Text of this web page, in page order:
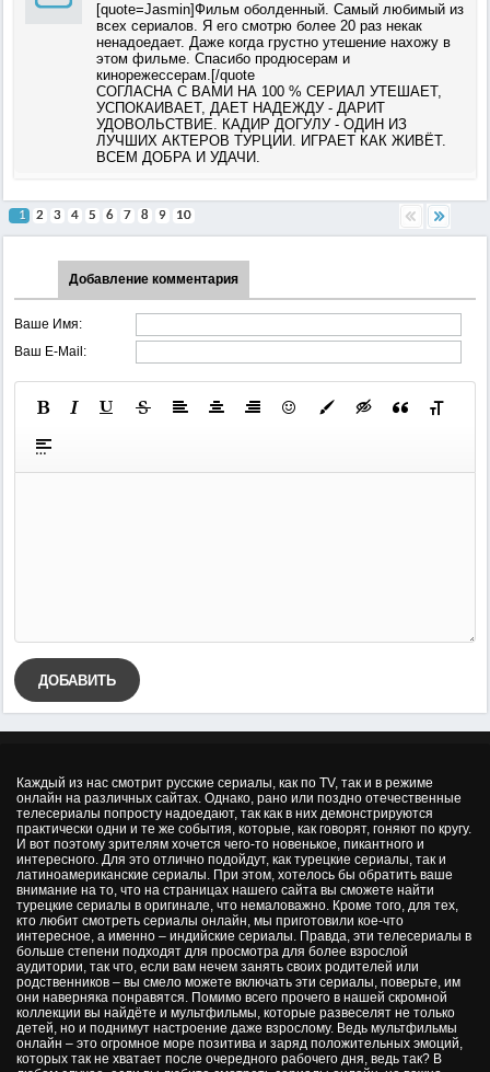
[quote=Jasmin]Фильм оболденный. Самый любимый из
всех сериалов. Я его смотрю более 20 раз некак
ненадоедает. Даже когда грустно утешение нахожу в
этом фильме. Спасибо продюсерам и
кинорежессерам.[/quote
СОГЛАСНА С ВАМИ НА 100 % СЕРИАЛ УТЕШАЕТ,
УСПОКАИВАЕТ, ДАЕТ НАДЕЖДУ - ДАРИТ
УДОВОЛЬСТВИЕ. КАДИР ДОГУЛУ - ОДИН ИЗ
ЛУЧШИХ АКТЕРОВ ТУРЦИИ. ИГРАЕТ КАК ЖИВЁТ.
ВСЕМ ДОБРА И УДАЧИ.
1 2 3 4 5 6 7 8 9 10
Добавление комментария
Ваше Имя:
Ваш E-Mail:
ДОБАВИТЬ
Каждый из нас смотрит русские сериалы, как по TV, так и в режиме
онлайн на различных сайтах. Однако, рано или поздно отечественные
телесериалы попросту надоедают, так как в них демонстрируются
практически одни и те же события, которые, как говорят, гоняют по кругу.
И вот поэтому зрителям хочется чего-то новенькое, пикантного и
интересного. Для это отлично подойдут, как турецкие сериалы, так и
латиноамериканские сериалы. При этом, хотелось бы обратить ваше
внимание на то, что на страницах нашего сайта вы сможете найти
турецкие сериалы в оригинале, что немаловажно. Кроме того, для тех,
кто любит смотреть сериалы онлайн, мы приготовили кое-что
интересное, а именно – индийские сериалы. Правда, эти телесериалы в
больше степени подходят для просмотра для более взрослой
аудитории, так что, если вам нечем занять своих родителей или
родственников – вы смело можете включать эти сериалы, поверьте, им
они наверняка понравятся. Помимо всего прочего в нашей скромной
коллекции вы найдёте и мультфильмы, которые развеселят не только
детей, но и поднимут настроение даже взрослому. Ведь мультфильмы
онлайн – это огромное море позитива и заряд положительных эмоций,
которых так не хватает после очередного рабочего дня, ведь так? В